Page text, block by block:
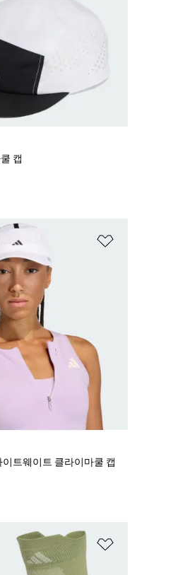
캡
트웨이트 클라이마쿨 캡